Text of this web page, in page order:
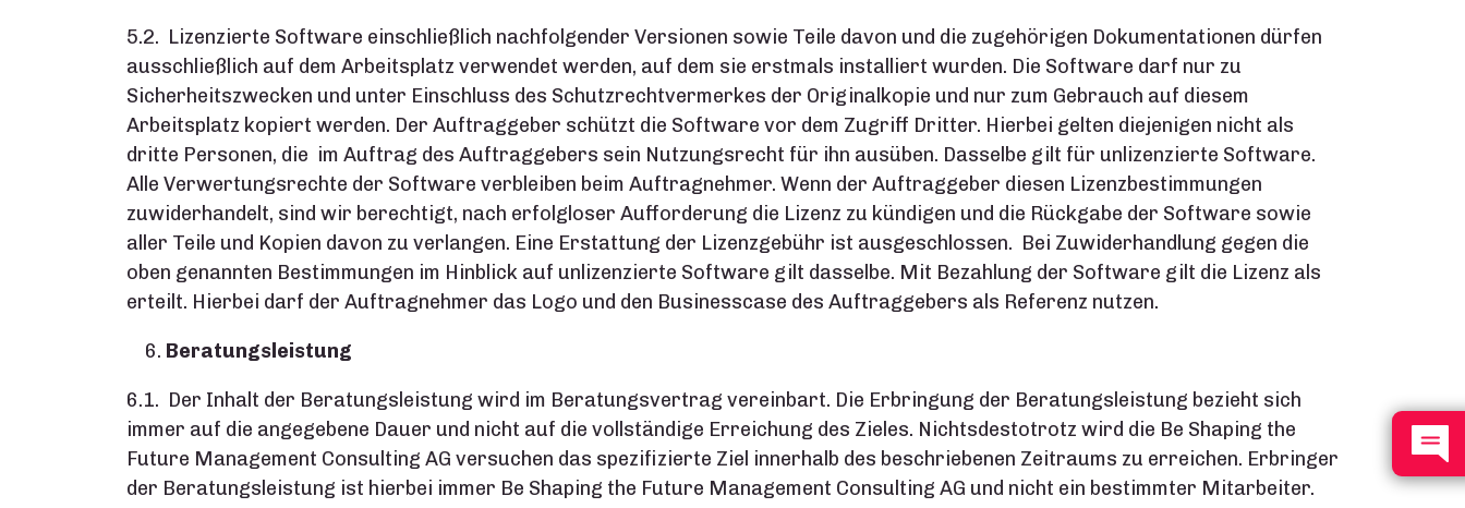
5.2. Lizenzierte Software einschließlich nachfolgender Versionen sowie Teile davon und die zugehörigen Dokumentationen dürfen
ausschließlich auf dem Arbeitsplatz verwendet werden, auf dem sie erstmals installiert wurden. Die Software darf nur zu
Sicherheitszwecken und unter Einschluss des Schutzrechtvermerkes der Originalkopie und nur zum Gebrauch auf diesem
Arbeitsplatz kopiert werden. Der Auftraggeber schützt die Software vor dem Zugriff Dritter. Hierbei gelten diejenigen nicht als
dritte Personen, die im Auftrag des Auftraggebers sein Nutzungsrecht für ihn ausüben. Dasselbe gilt für unlizenzierte Software.
Alle Verwertungsrechte der Software verbleiben beim Auftragnehmer. Wenn der Auftraggeber diesen Lizenzbestimmungen
zuwiderhandelt, sind wir berechtigt, nach erfolgloser Aufforderung die Lizenz zu kündigen und die Rückgabe der Software sowie
aller Teile und Kopien davon zu verlangen. Eine Erstattung der Lizenzgebühr ist ausgeschlossen. Bei Zuwiderhandlung gegen die
oben genannten Bestimmungen im Hinblick auf unlizenzierte Software gilt dasselbe. Mit Bezahlung der Software gilt die Lizenz als
erteilt. Hierbei darf der Auftragnehmer das Logo und den Businesscase des Auftraggebers als Referenz nutzen.
Beratungsleistung
6.1. Der Inhalt der Beratungsleistung wird im Beratungsvertrag vereinbart. Die Erbringung der Beratungsleistung bezieht sich
immer auf die angegebene Dauer und nicht auf die vollständige Erreichung des Zieles. Nichtsdestotrotz wird die Be Shaping the
Future Management Consulting AG versuchen das spezifizierte Ziel innerhalb des beschriebenen Zeitraums zu erreichen. Erbringer
der Beratungsleistung ist hierbei immer Be Shaping the Future Management Consulting AG und nicht ein bestimmter Mitarbeiter.